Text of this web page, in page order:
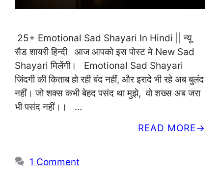
25+ Emotional Sad Shayari In Hindi || न्यू
सैड शायरी हिन्दी आज आपको इस पोस्ट मे New Sad
Shayari मिलेंगी। Emotional Sad Shayari
जिंदगी की किताब हो रही बंद नहीं, और इरादे भी रहे अब बुलंद
नहीं। जो शक्स कभी बेहद पसंद था मुझे, वो शख्स अब जरा
भी पसंद नहीं।। …
READ MORE
1 Comment